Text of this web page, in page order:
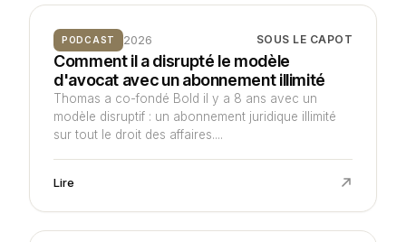
PODCAST 2026 SOUS LE CAPOT
Comment il a disrupté le modèle
d'avocat avec un abonnement illimité
Thomas a co-fondé Bold il y a 8 ans avec un
modèle disruptif : un abonnement juridique illimité
sur tout le droit des affaires....
Lire